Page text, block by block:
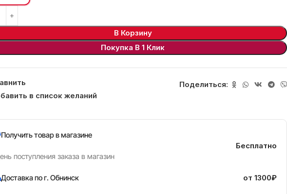
В Корзину
Покупка В 1 Клик
в список желаний
Поделиться:
Получить товар в магазине
поступления заказа в магазин
Бесплатно
Доставка по г. Обнинск от 1300₽